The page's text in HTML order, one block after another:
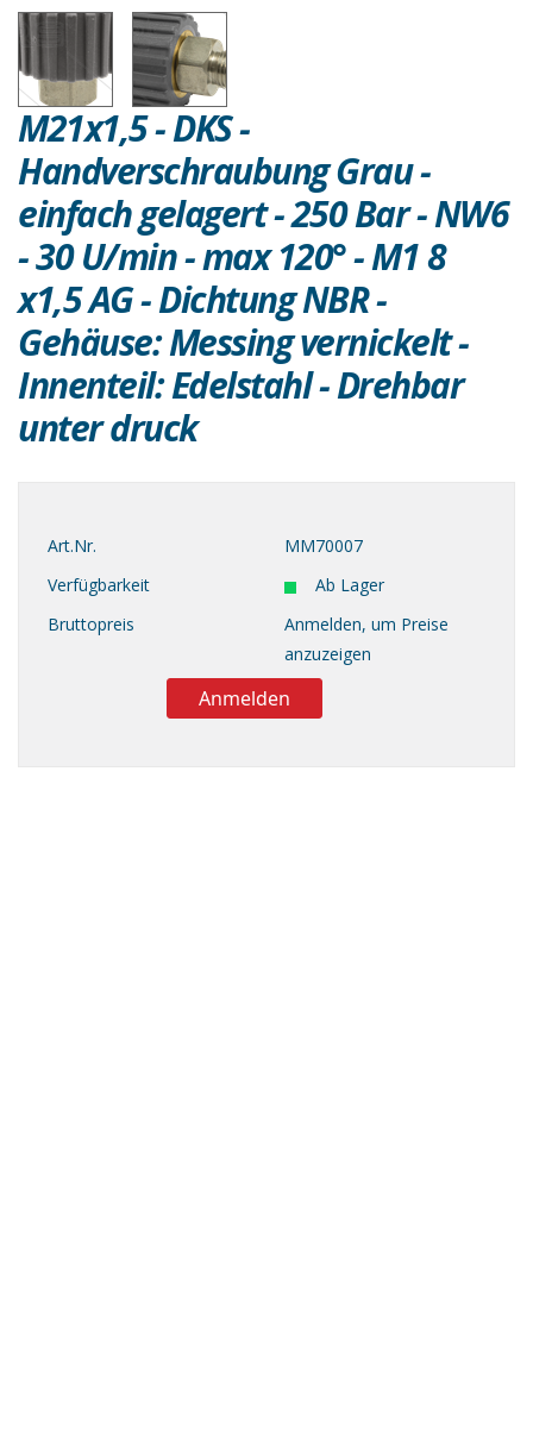
M21x1,5 - DKS -
Handverschraubung Grau -
einfach gelagert - 250 Bar - NW6
- 30 U/min - max 120° - M1 8
x1,5 AG - Dichtung NBR -
Gehäuse: Messing vernickelt -
Innenteil: Edelstahl - Drehbar
unter druck
Art.Nr.
MM70007
Verfügbarkeit
Ab Lager
Bruttopreis
Anmelden, um Preise
anzuzeigen
Anmelden